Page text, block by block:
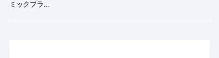
ミックプラ…